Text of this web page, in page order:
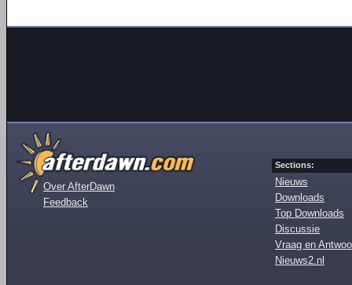
Over AfterDawn
Feedback
Sections:
Nieuws
Downloads
Top Downloads
Discussie
Vraag en
Nieuws2.nl